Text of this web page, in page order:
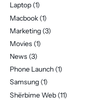
Laptop (1)
Macbook (1)
Marketing (3)
Movies (1)
News (3)
Phone Launch (1)
Samsung (1)
Shërbime Web (11)